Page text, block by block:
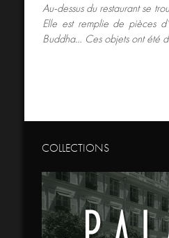
Au-dessus du restaurant se
Elle est remplie de pièces
Buddha… Ces objets ont été
COLLECTIONS